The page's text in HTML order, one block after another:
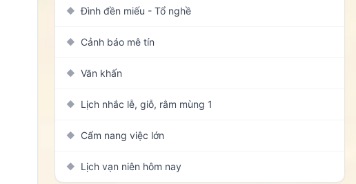
◆ Đình đền miếu - Tổ nghề
◆ Cảnh báo mê tín
◆ Văn khấn
◆ Lịch nhắc lễ, giỗ, rằm mùng 1
◆ Cẩm nang việc lớn
◆ Lịch vạn niên hôm nay